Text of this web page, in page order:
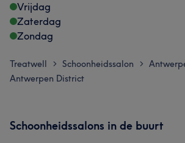
Vrijdag
Zaterdag
Zondag
Treatwell > Schoonheidssalon >
Antwerpen District
Schoonheidssalons in de buurt